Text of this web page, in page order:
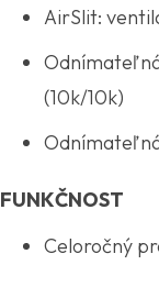
AirSlit:
(10k/10k)
FUNKČNOST
Celoročný